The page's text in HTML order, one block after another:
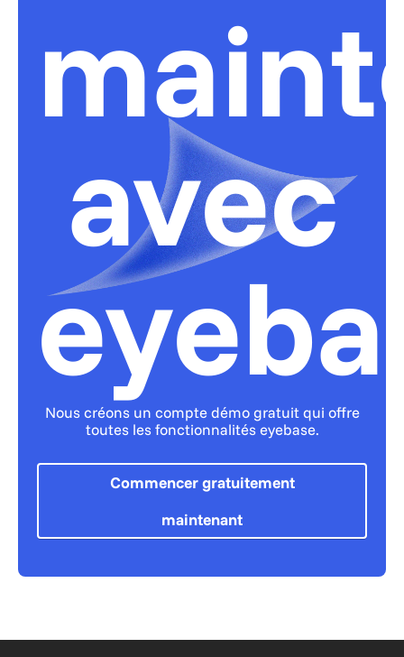
avec
Nous créons un compte démo gratuit qui offre
toutes les fonctionnalités eyebase.
Commencer gratuitement
maintenant